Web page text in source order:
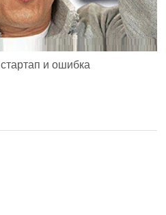
и ошибка